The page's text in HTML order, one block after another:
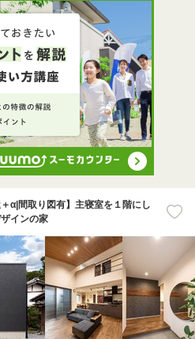
α|間取り図有】主寝室を１階にし
インの家